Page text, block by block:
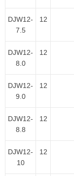
DJW12-
7.5
12
DJW12-
8.0
12
DJW12-
9.0
12
DJW12-
8.8
12
DJW12-
10
12